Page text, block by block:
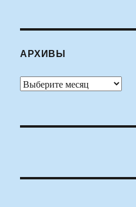
АРХИВЫ
Архивы